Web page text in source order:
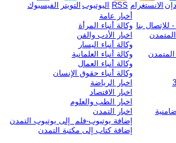
الفيسبوك التويتر اليوتيوب RSS الانستغرام
للإتصال بنا
أخبار عامة
وكالة أنباء المرأة
اخبار الأدب والفن
وكالة أنباء اليسار
وكالة أنباء العلمانية
وكالة أنباء العمال
وكالة أنباء حقوق الإنسان
اخبار الرياضة
اخبار الاقتصاد
اخبار الطب والعلوم
اخبار التمدن
إضافة يوتيوب-فلم إلى يوتيوب التمدن
إضافة كتاب إلى مكتبة التمدن